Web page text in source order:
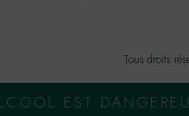
Tous droits
EST